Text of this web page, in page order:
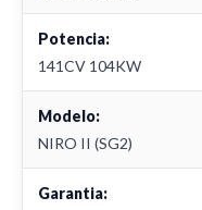
Potencia:
141CV 104KW
Modelo:
NIRO II (SG2)
Garantia: